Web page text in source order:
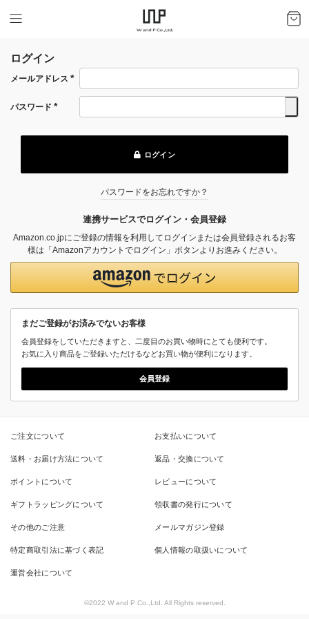
ログイン
メールアドレス
(必
須)
パスワード
ログイン
パスワードをお忘れですか？
連携サービスでログイン・会員登録
Amazon.co.jpにご登録の情報を利用してログインまたは会員登録されるお客
様は「Amazonアカウントでログイン」ボタンよりお進みください。
まだご登録がお済みでないお客様
会員登録をしていただきますと、二度目のお買い物時にとても便利です。
お気に入り商品をご登録いただけるなどお買い物が便利になります。
会員登録
ご注文について お支払いについて
送料・お届け方法について 返品・交換について
ポイントについて レビューについて
ギフトラッピングについて 領収書の発行について
その他のご注意 メールマガジン登録
特定商取引法に基づく表記 個人情報の取扱いについて
運営会社について
©2022 W and P Co.,Ltd. All Rights reserved.